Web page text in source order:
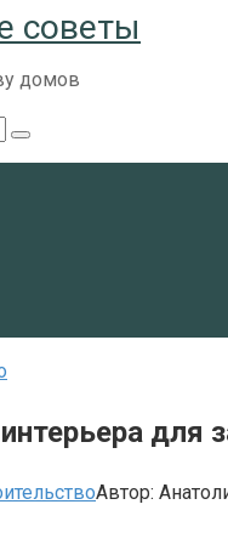
советы
домов
для
Автор: